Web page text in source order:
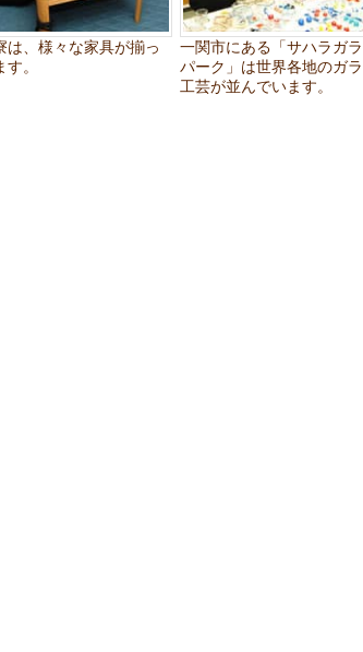
は、様々な家具が揃っ
。
一関市にある「サハラガ
パーク」は世界各地のガ
工芸が並んでいます。